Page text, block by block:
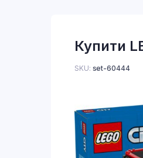
Купити
SKU: set-60444